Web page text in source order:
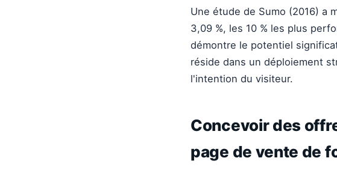
Une étude de Sumo (2016) a
3,09 %, les 10 % les plus
démontre le potentiel
réside dans un déploiement
l'intention du visiteur.
Concevoir des
page de vente de